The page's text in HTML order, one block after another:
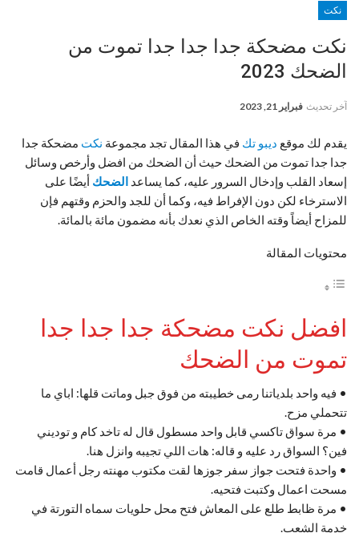
نكت
نكت مضحكة جدا جدا جدا تموت من
الضحك 2023
آخر تحديث فبراير 21, 2023
يقدم لك موقع ديبو تك في هذا المقال تجد مجموعة نكت مضحكة جدا
جدا جدا تموت من الضحك حيث أن الضحك من افضل وأرخص وسائل
إسعاد القلب وإدخال السرور عليه، كما يساعد الضحك أيضًا على
الاسترخاء لكن دون الإفراط فيه، وكما أن للجد والحزم وقتهم فإن
للمزاح أيضاً وقته الخاص الذي نعدك بأنه مضمون مائة بالمائة.
محتويات المقالة
افضل نكت مضحكة جدا جدا جدا
تموت من الضحك
• فيه واحد بلدياتنا رمى خطيبته من فوق جبل وماتت قلها: اباي ما
تتحملي مزح.
• مرة سواق تاكسي قابل واحد مسطول قال له تاخد كام و توديني
فين؟ السواق رد عليه و قاله: هات اللي تجيبه وانزل هنا.
• واحدة فتحت جواز سفر جوزها لقت مكتوب مهنته رجل أعمال قامت
مسحت اعمال وكتبت فتحيه.
• مرة ظابط طلع على المعاش فتح محل حلويات سماه التورتة في
خدمة الشعب.